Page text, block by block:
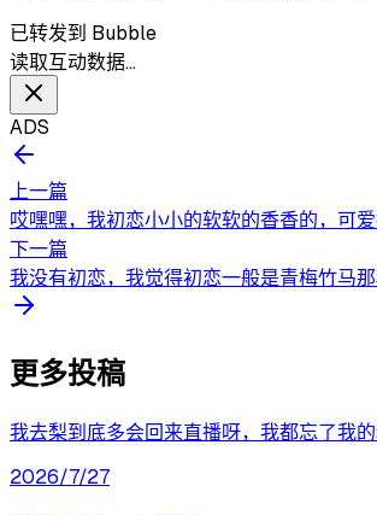
已转发到 Bubble
读取互动数据…
ADS
上一篇
哎嘿嘿，我初恋小小的软软的香香的，可
下一篇
我没有初恋，我觉得初恋一般是青梅竹马
更多投稿
我去梨到底多会回来直播呀，我都忘了我的
2026/7/27